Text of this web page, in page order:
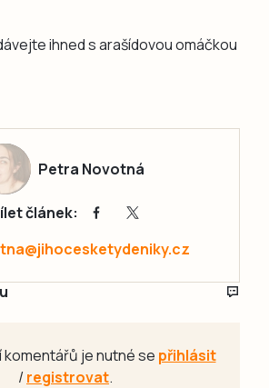
ihned s arašídovou omáčkou
Petra Novotná
článek:
komentářů je nutné se přihlásit
/registrovat.